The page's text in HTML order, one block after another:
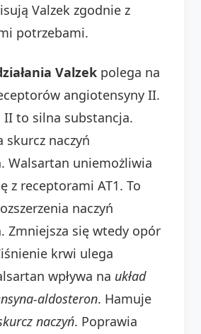
Valzek zgodnie z
potrzebami.
Valzek polega na
angiotensyny II.
to silna substancja.
skurcz naczyń
Walsartan uniemożliwia
z receptorami AT1. To
naczyń
Zmniejsza się wtedy opór
krwi ulega
wpływa na układ
aldosteron. Hamuje
naczyń. Poprawia